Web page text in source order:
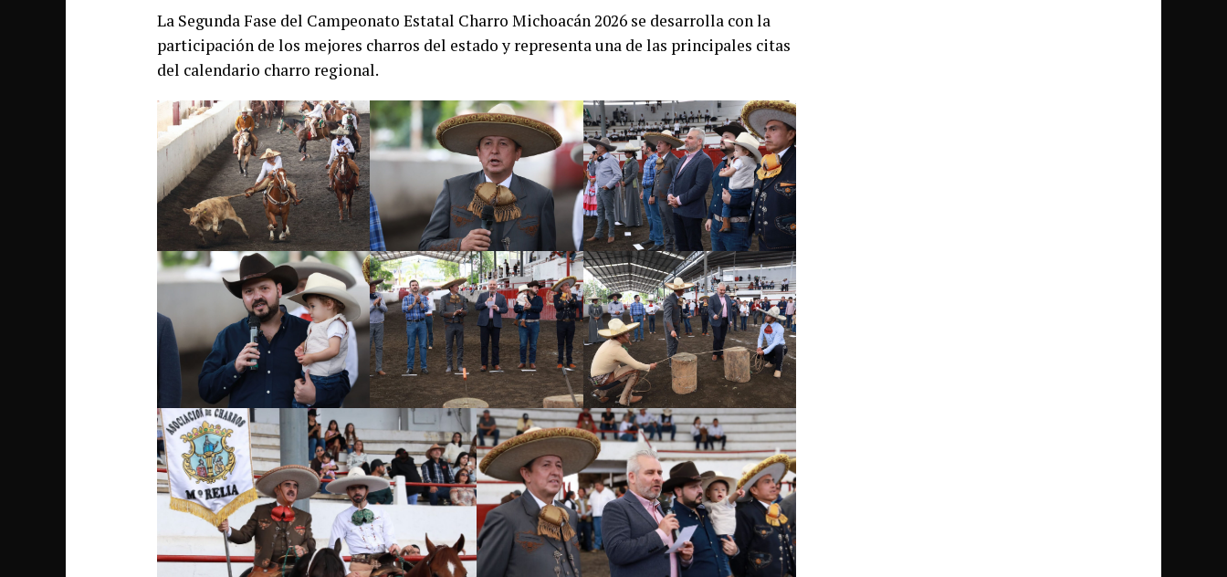
La Segunda Fase del Campeonato Estatal Charro Michoacán 2026 se desarrolla con la
participación de los mejores charros del estado y representa una de las principales citas
del calendario charro regional.